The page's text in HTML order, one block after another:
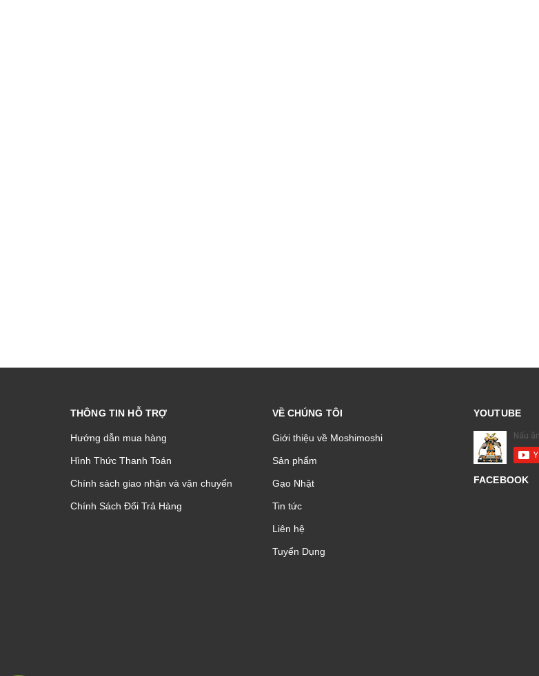
THÔNG TIN HỖ TRỢ
Hướng dẫn mua hàng
Hình Thức Thanh Toán
Chính sách giao nhận và vận chuyển
Chính Sách Đổi Trả Hàng
VỀ CHÚNG TÔI
Giới thiệu về Moshimoshi
Sản phẩm
Gạo Nhật
Tin tức
Liên hệ
Tuyển Dụng
YOUTUBE
FACEBOOK